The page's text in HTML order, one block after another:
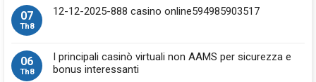
07
Th8
12-12-2025-888 casino online594985903517
06
Th8
I principali casinò virtuali non AAMS per sicurezza e
bonus interessanti